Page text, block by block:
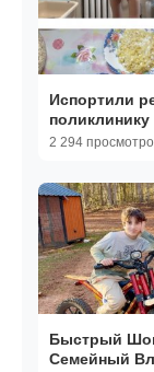
Испортили
поликлинику
2 294
Быстрый
Семейный